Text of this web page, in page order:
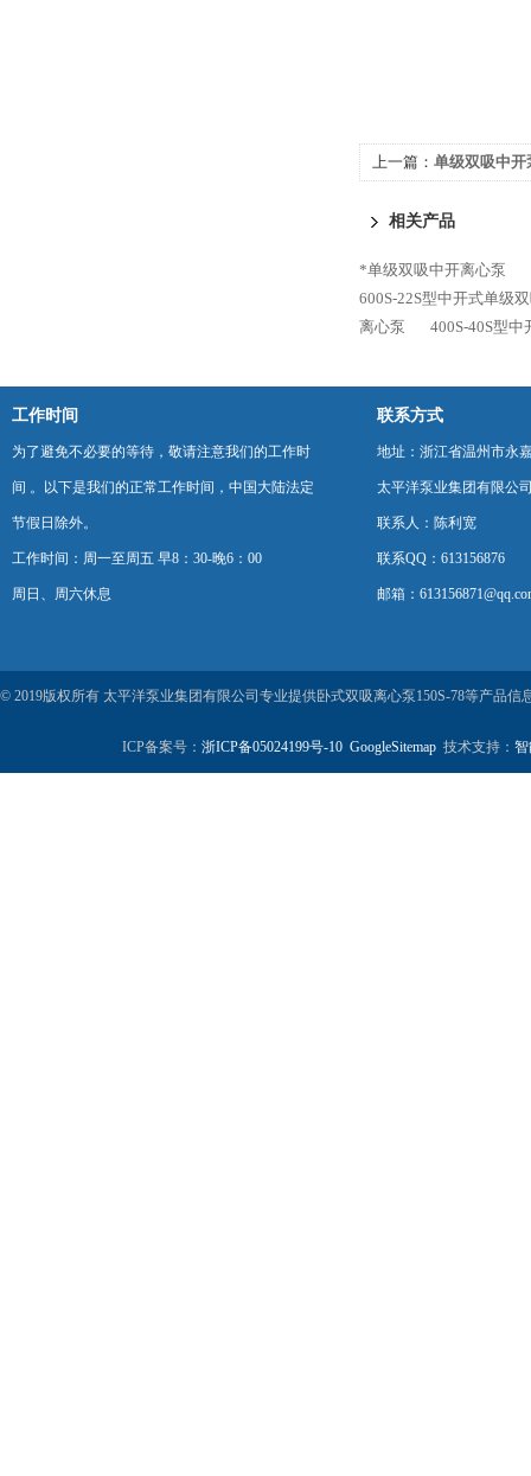
上一篇： 单级双吸中开
相关产品
*单级双吸中开离心泵
600S-22S型中开式单级
离心泵
400S-40S型
工作时间
为了避免不必要的等待，敬请注意我们的工作时
间 。以下是我们的正常工作时间，中国大陆法定
节假日除外。
工作时间：周一至周五 早8：30-晚6：00
周日、周六休息
联系方式
地址：浙江省温州市永
太平洋泵业集团有限公
联系人：陈利宽
联系QQ：613156876
邮箱：
© 2019版权所有 太平洋泵业集团有限公司专业提供卧式双吸离心泵150S-78等产品信
ICP备案号： 浙ICP备05024199号-10 GoogleSitemap技术支持： 智